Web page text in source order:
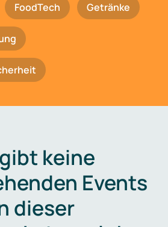
FoodTech Getränke
keine
Events
dieser